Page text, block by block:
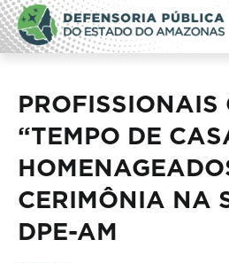
Pular
para
o
conteúdo
Defensoria Pública
Amazonas
PROFISSIONAIS
“TEMPO DE
CERIMÔNIA NA
DPE-AM